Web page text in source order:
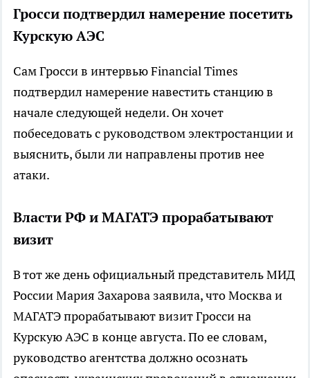
Гросси подтвердил намерение посетить
Курскую АЭС
Сам Гросси в интервью Financial Times
подтвердил намерение навестить станцию в
начале следующей недели. Он хочет
побеседовать с руководством электростанции и
выяснить, были ли направлены против нее
атаки.
Власти РФ и МАГАТЭ прорабатывают
визит
В тот же день официальный представитель МИД
России Мария Захарова заявила, что Москва и
МАГАТЭ прорабатывают визит Гросси на
Курскую АЭС в конце августа. По ее словам,
руководство агентства должно осознать